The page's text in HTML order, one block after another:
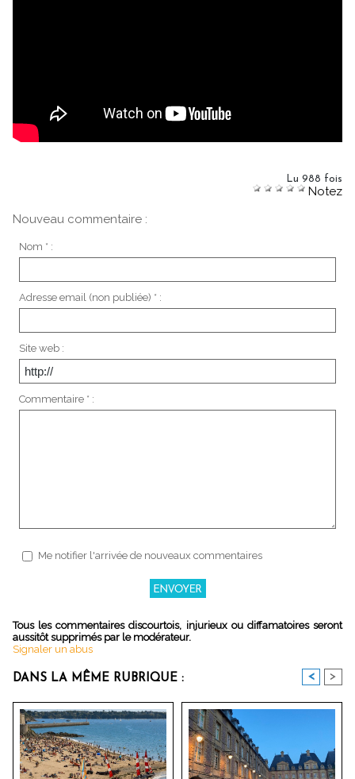
Lu 988 fois
Notez
Nouveau commentaire :
Nom * :
Adresse email (non publiée) * :
Site web :
Commentaire * :
Me notifier l'arrivée de nouveaux commentaires
Tous les commentaires discourtois, injurieux ou diffamatoires seront
aussitôt supprimés par le modérateur.
Signaler un abus
DANS LA MÊME RUBRIQUE : < >